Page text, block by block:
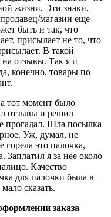
жизни. Эти знаки,
магазин еще
быть и так, что
присылает не то, что
В такой
отзывы. Так я и
конечно, товары по
тот момент было
отзывы и решил
прогадал. Шла посылка
Уж, думал, не
это палочка,
я за нее около
Качество
для палочки была в
сказать.
заказа